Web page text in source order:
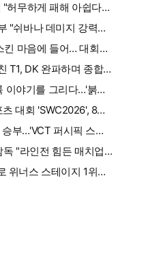
려 노력" [LCK] (인터뷰)
"허무하게 패해 아쉽다…
어" [LCK] (인터뷰)
"쉬바나 데미지 강력하
것 같다" [LCK] (인터뷰)
킨 마음에 들어… 대회서
감사해" [LCK] (인터뷰)
T1, DK 완파하며 종합 1
이야기를 그리다…'붉은
스트 수상작 발표
대회 'SWC2026', 8일
시작
부…'VCT 퍼시픽 스테
은?
"라인전 힘든 매치업
[LCK] (인터뷰)
위너스 스테이지 1위…